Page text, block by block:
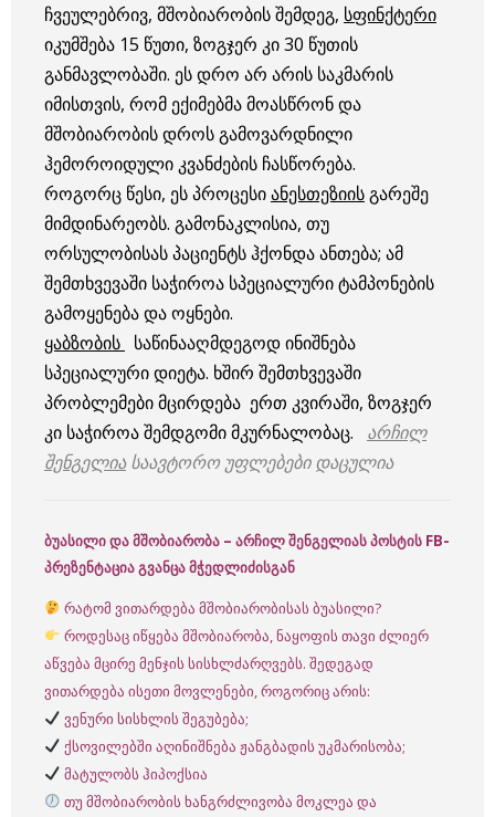
ჩვეულებრივ, მშობიარობის შემდეგ, სფინქტერი
იკუმშება 15 წუთი, ზოგჯერ კი 30 წუთის
განმავლობაში. ეს დრო არ არის საკმარის
იმისთვის, რომ ექიმებმა მოასწრონ და
მშობიარობის დროს გამოვარდნილი
ჰემოროიდული კვანძების ჩასწორება.
როგორც წესი, ეს პროცესიანესთეზიისგარეშე
მიმდინარეობს. გამონაკლისია, თუ
ორსულობისას პაციენტს ჰქონდა ანთება; ამ
შემთხვევაში საჭიროა სპეციალური ტამპონების
გამოყენება და ოყნები.
ყაბზობის საწინააღმდეგოდ ინიშნება
სპეციალური დიეტა. ხშირ შემთხვევაში
პრობლემები მცირდება ერთ კვირაში, ზოგჯერ
კი საჭიროა შემდგომი მკურნალობაც.
არჩილ
შენგელიასაავტორო უფლებები დაცულია
ბუასილი და მშობიარობა – არჩილ შენგელიას პოსტის FB-
პრეზენტაცია გვანცა მჭედლიძისგან
რატომ ვითარდება მშობიარობისას ბუასილი?
როდესაც იწყება მშობიარობა, ნაყოფის თავი ძლიერ
აწვება მცირე მენჯის სისხლძარღვებს. შედეგად
ვითარდება ისეთი მოვლენები, როგორიც არის:
ვენური სისხლის შეგუბება;
ქსოვილებში აღინიშნება ჟანგბადის უკმარისობა;
მატულობს ჰიპოქსია
თუ მშობიარობის ხანგრძლივობა მოკლეა და